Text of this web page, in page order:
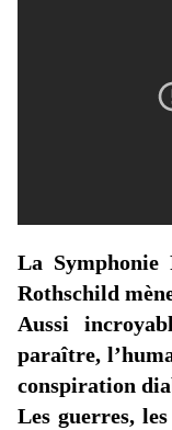
La
Rothschild
Aussi
paraître,
conspiration
Les guerres,